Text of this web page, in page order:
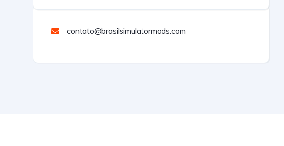
contato@brasilsimulatormods.com